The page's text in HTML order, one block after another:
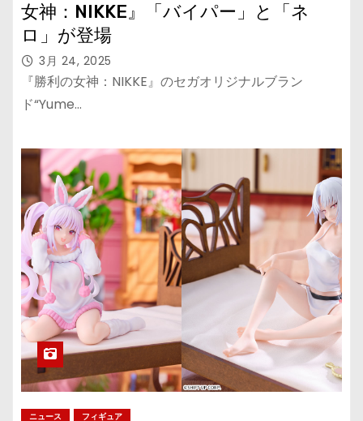
女神：NIKKE』「バイパー」と「ネ
ロ」が登場
3月 24, 2025
『勝利の女神：NIKKE』のセガオリジナルブラン
ド“Yume…
ニュース フィギュア